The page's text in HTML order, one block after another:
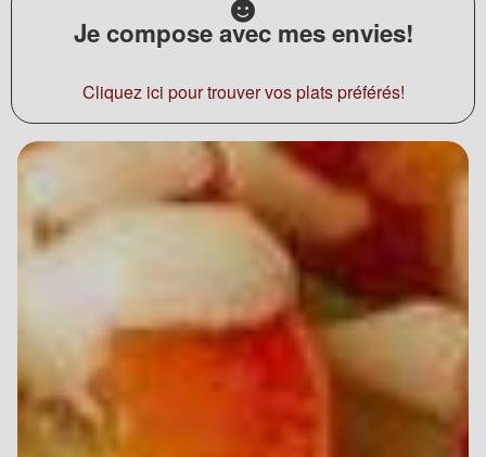
Je compose avec mes envies!
Cliquez ici pour trouver vos plats préférés!